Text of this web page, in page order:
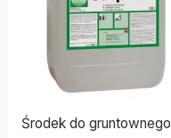
Środek do gruntownego